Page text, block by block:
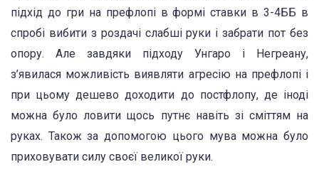
підхід до гри на префлопі в формі ставки в 3-4ББ в
спробі вибити з роздачі слабші руки і забрати пот без
опору. Але завдяки підходу Унгаро і Негреану,
з’явилася можливість виявляти агресію на префлопі і
при цьому дешево доходити до постфлопу, де іноді
можна було ловити щось путнє навіть зі сміттям на
руках. Також за допомогою цього мува можна було
приховувати силу своєї великої руки.